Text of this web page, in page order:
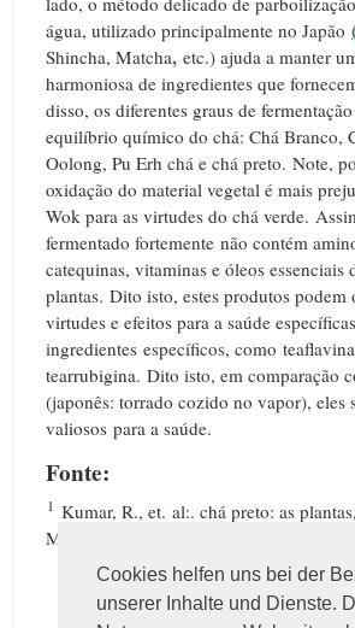
Cookies helfen uns bei der
unserer Inhalte und Dienste.
água, utilizado principalmente no Japão
Shincha, Matcha, etc.) ajuda a manter
harmoniosa de ingredientes que
disso, os diferentes graus de
equilíbrio químico do chá: Chá Branco,
Oolong, Pu Erh chá e chá preto. Note,
oxidação do material vegetal é mais
Wok para as virtudes do chá verde.
fermentado fortemente não contém
catequinas, vitaminas e óleos essenciais
plantas. Dito isto, estes produtos podem
virtudes e efeitos para a saúde
ingredientes específicos, como
tearrubigina. Dito isto, em comparação
(japonês: torrado cozido no vapor), eles
valiosos para a saúde.
Fonte:
1 Kumar, R., et. al:. chá preto: as
Manufatura e Produção, chá, 2013, p.